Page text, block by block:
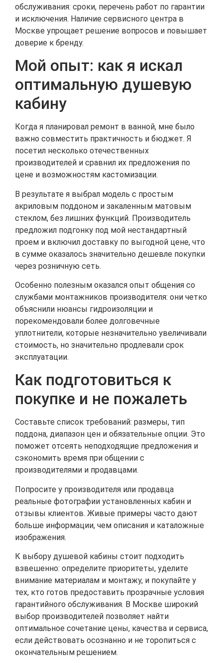
обслуживания: сроки, перечень работ по гарантии
и исключения. Наличие сервисного центра в
Москве упрощает решение вопросов и повышает
доверие к бренду.
Мой опыт: как я искал
оптимальную душевую
кабину
Когда я планировал ремонт в ванной, мне было
важно совместить практичность и бюджет. Я
посетил несколько отечественных
производителей и сравнил их предложения по
цене и возможностям кастомизации.
В результате я выбрал модель с простым
акриловым поддоном и закаленным матовым
стеклом, без лишних функций. Производитель
предложил подгонку под мой нестандартный
проем и включил доставку по выгодной цене, что
в сумме оказалось значительно дешевле покупки
через розничную сеть.
Особенно полезным оказался опыт общения со
службами монтажников производителя: они четко
объяснили нюансы гидроизоляции и
порекомендовали более долговечные
уплотнители, которые незначительно увеличивали
стоимость, но значительно продлевали срок
эксплуатации.
Как подготовиться к
покупке и не пожалеть
Составьте список требований: размеры, тип
поддона, диапазон цен и обязательные опции. Это
поможет отсеять неподходящие предложения и
сэкономить время при общении с
производителями и продавцами.
Попросите у производителя или продавца
реальные фотографии установленных кабин и
отзывы клиентов. Живые примеры часто дают
больше информации, чем описания и каталожные
изображения.
К выбору душевой кабины стоит подходить
взвешенно: определите приоритеты, уделите
внимание материалам и монтажу, и покупайте у
тех, кто готов предоставить прозрачные условия
гарантийного обслуживания. В Москве широкий
выбор производителей позволяет найти
оптимальное сочетание цены, качества и сервиса,
если действовать осознанно и не торопиться с
окончательным решением.